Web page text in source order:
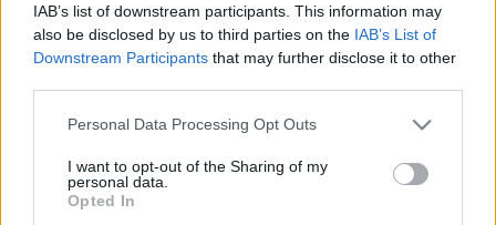
IAB’s list of downstream participants. This information may
also be disclosed by us to third parties on the IAB’s List of
Downstream Participants that may further disclose it to other
Please note that this website/app uses one or more Google
not limited to your visit or usage behaviour. You may click to
grant or deny consent to Google and its third-party tags to
use your data for below specified purposes in below Google
Personal Data Processing Opt Outs
I want to opt-out of the Sharing of my
personal data.
Opted In
BUDAPEST FOTÓFESZTIVÁL NO.9.